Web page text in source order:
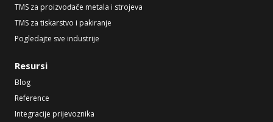
TMS za proizvođače metala i strojeva
TMS za tiskarstvo i pakiranje
Pogledajte sve industrije
Resursi
Blog
Reference
Integracije prijevoznika